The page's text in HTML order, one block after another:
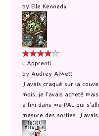
by Elle Kennedy
L'Apprenti
by Audrey Alwett
J’avais craqué sur la
mois, je l’avais acheté
a fini dans ma PAL qui
mesure des sorties. J’avais